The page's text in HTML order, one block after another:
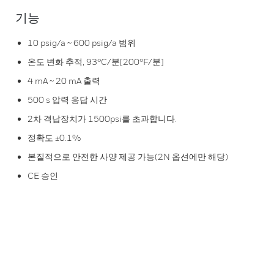
기능
10 psig/a ~ 600 psig/a 범위
온도 변화 추적, 93°C/분[200°F/분]
4 mA ~ 20 mA 출력
500 s 압력 응답 시간
2차 격납장치가 1500psi를 초과합니다.
정확도 ±0.1%
본질적으로 안전한 사양 제공 가능(2N 옵션에만 해당)
CE 승인